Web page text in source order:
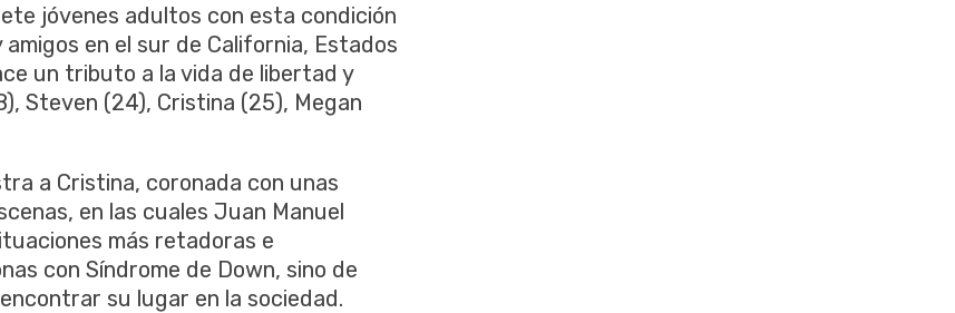
jóvenes adultos con esta condición
en el sur de California, Estados
un tributo a la vida de libertad y
Steven (24), Cristina (25), Megan
a Cristina, coronada con unas
en las cuales Juan Manuel
más retadoras e
con Síndrome de Down, sino de
su lugar en la sociedad.